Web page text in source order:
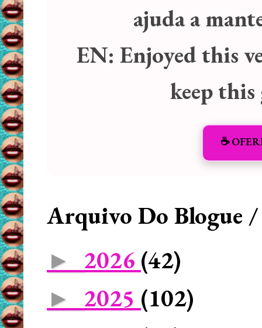
ajuda a
EN: Enjoyed this
keep
☕️
Arquivo Do Blogue
► 2026 (42)
► 2025 (102)